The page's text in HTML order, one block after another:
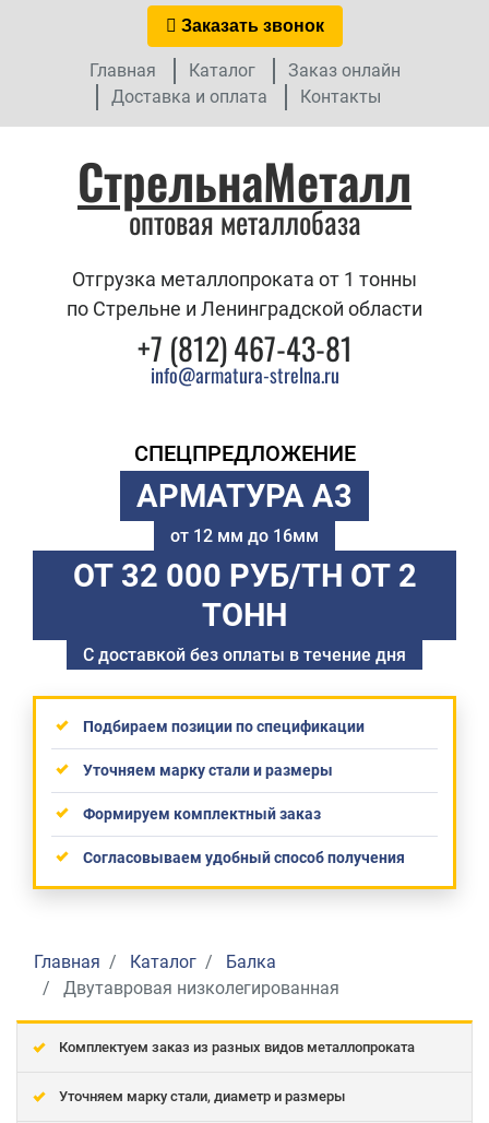
Заказать звонок
Главная Каталог
Заказ онлайн
Доставка и оплата
Контакты
СтрельнаМеталл
оптовая металлобаза
Отгрузка металлопроката от 1 тонны
по Стрельне и Ленинградской области
+7 (812) 467-43-81
info@armatura-strelna.ru
СПЕЦПРЕДЛОЖЕНИЕ
АРМАТУРА А3
от 12 мм до 16мм
ОТ 32 000 РУБ/ТН ОТ 2
ТОНН
С доставкой без оплаты в течение дня
Подбираем позиции по спецификации
Уточняем марку стали и размеры
Формируем комплектный заказ
Согласовываем удобный способ получения
Главная Каталог
Балка
Двутавровая низколегированная
Комплектуем заказ из разных видов металлопроката
Уточняем марку стали, диаметр и размеры